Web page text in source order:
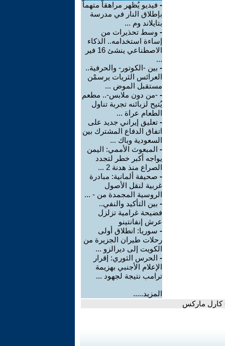
- فيديو يُظهر مراهقاً متهماً
بإطلاق النار في مدرسة
بتايلاند وم ...
- وسط تحذيرات من
إساءة استخدامه.. الذكاء
الاصطناعي ينشئ 16 فير
...
- بين -الكوتور- والحرفية..
العرائس الثريات يرسمْن
مستقبل الموض ...
- -من دون ملابس-.. مطعم
يُتيح لزبائنه تجربة تناول
الطعام عراة ...
- تعليق إيراني جديد على
اتفاق الدفاع المشترك بين
السعودية وباك ...
- المبعوث الأممي: اليمن
يواجه أكبر خطر لتجدد
الصراع منذ هدنة 2 ...
- صحيفة ألمانية: مبادرة
غربية لنقل الأصول
الروسية المجمدة من - ...
- بين التأكيد والنفي..
فضيحة غرامية تزلزل
عرش إنفانتينو
- سوريا: انطلاق أولى
رحلات طيران الجزيرة من
الكويت إلى ديرالزو ...
- الحرس الثوري: إقرار
الإعلام الأجنبي بهزيمة
ترامب نتيجة لجهود ...
المزيد.....